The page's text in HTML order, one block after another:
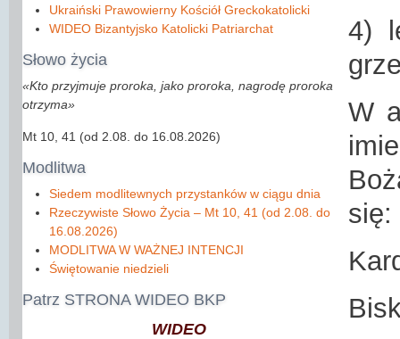
4)
W
się:
Ukraiński Prawowierny Kościół Greckokatolicki
WIDEO Bizantyjsko Katolicki Patriarchat
Słowo życia
«Kto przyjmuje proroka, jako proroka, nagrodę proroka
otrzyma»
Mt 10, 41 (od 2.08. do 16.08.2026)
Modlitwa
Siedem modlitewnych przystanków w ciągu dnia
Rzeczywiste Słowo Życia – Mt 10, 41 (od 2.08. do
16.08.2026)
MODLITWA W WAŻNEJ INTENCJI
Świętowanie niedzieli
Patrz STRONA WIDEO BKP
WIDEO